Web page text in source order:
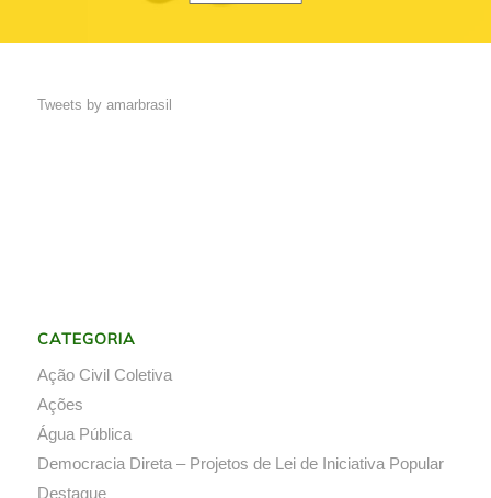
Tweets by amarbrasil
CATEGORIA
Ação Civil Coletiva
Ações
Água Pública
Democracia Direta – Projetos de Lei de Iniciativa Popular
Destaque